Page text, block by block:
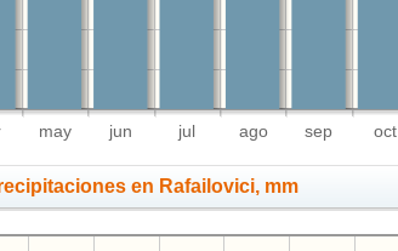
may jun jul ago sep oct
en Rafailovici, mm